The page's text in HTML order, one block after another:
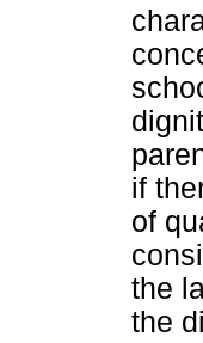
if
of
the
the